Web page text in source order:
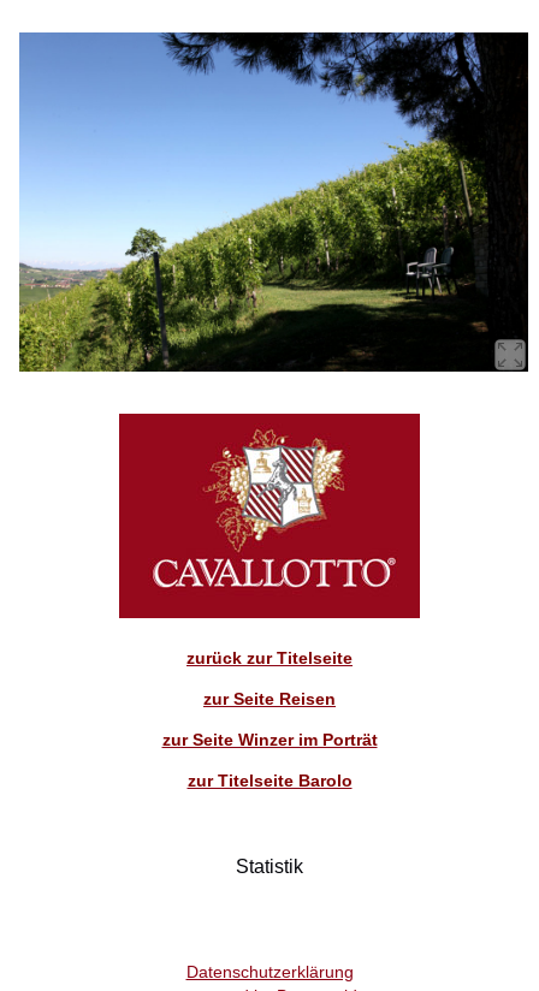
zurück zur Titelseite
zur Seite Reisen
zur Seite Winzer im Porträt
zur Titelseite Barolo
Statistik
Datenschutzerklärung